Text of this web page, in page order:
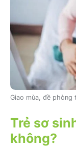
Giao mùa, đề phòng
Trẻ sơ
không?